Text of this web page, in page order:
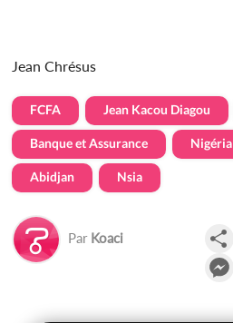
Jean Chrésus
FCFA Jean Kacou Diagou
Banque et Assurance Nigéria
Abidjan Nsia
Par Koaci